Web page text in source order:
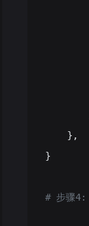
    },
}
# 步骤4: